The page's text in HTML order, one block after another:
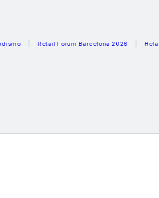
Retail Forum Barcelona 2026 Heladeras